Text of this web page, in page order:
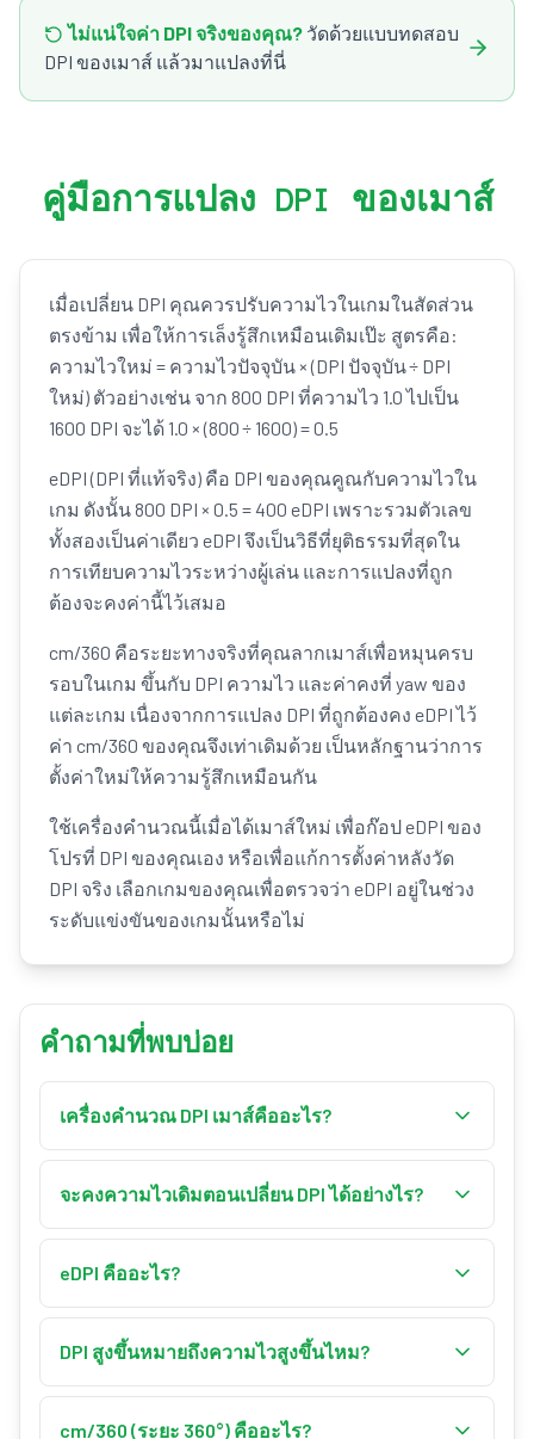
ไม่แน่ใจค่า DPI จริงของคุณ? วัดด้วยแบบทดสอบ
DPI ของเมาส์ แล้วมาแปลงที่นี่
คู่มือการแปลง DPI ของเมาส์
เมื่อเปลี่ยน DPI คุณควรปรับความไวในเกมในสัดส่วน
ตรงข้าม เพื่อให้การเล็งรู้สึกเหมือนเดิมเป๊ะ สูตรคือ:
ความไวใหม่ = ความไวปัจจุบัน × (DPI ปัจจุบัน ÷ DPI
ใหม่) ตัวอย่างเช่น จาก 800 DPI ที่ความไว 1.0 ไปเป็น
1600 DPI จะได้ 1.0 × (800 ÷ 1600) = 0.5
eDPI (DPI ที่แท้จริง) คือ DPI ของคุณคูณกับความไวใน
เกม ดังนั้น 800 DPI × 0.5 = 400 eDPI เพราะรวมตัวเลข
ทั้งสองเป็นค่าเดียว eDPI จึงเป็นวิธีที่ยุติธรรมที่สุดใน
การเทียบความไวระหว่างผู้เล่น และการแปลงที่ถูก
ต้องจะคงค่านี้ไว้เสมอ
cm/360 คือระยะทางจริงที่คุณลากเมาส์เพื่อหมุนครบ
รอบในเกม ขึ้นกับ DPI ความไว และค่าคงที่ yaw ของ
แต่ละเกม เนื่องจากการแปลง DPI ที่ถูกต้องคง eDPI ไว้
ค่า cm/360 ของคุณจึงเท่าเดิมด้วย เป็นหลักฐานว่าการ
ตั้งค่าใหม่ให้ความรู้สึกเหมือนกัน
ใช้เครื่องคำนวณนี้เมื่อได้เมาส์ใหม่ เพื่อก๊อป eDPI ของ
โปรที่ DPI ของคุณเอง หรือเพื่อแก้การตั้งค่าหลังวัด
DPI จริง เลือกเกมของคุณเพื่อตรวจว่า eDPI อยู่ในช่วง
ระดับแข่งขันของเกมนั้นหรือไม่
คำถามที่พบบ่อย
เครื่องคำนวณ DPI เมาส์คืออะไร?
เครื่องคำนวณ DPI เมาส์จะแปลงความไวเมื่อคุณ
เปลี่ยน DPI เพื่อให้เมาส์รู้สึกเหมือนเดิมเป๊ะ ใส่ DPI
(eDPI) และระยะหมุน 360° ให้เหมือนเดิม
จะคงความไวเดิมตอนเปลี่ยน DPI ได้อย่างไร?
คูณความไวปัจจุบันด้วย DPI ปัจจุบัน แล้วหารด้วย
DPI ใหม่: ความไวใหม่ = ความไวปัจจุบัน × (DPI
การตั้งค่ามี eDPI เท่ากัน การเล็งจึงรู้สึกเหมือนกัน
eDPI คืออะไร?
eDPI (จุดต่อนิ้วที่แท้จริง) คือ DPI ของคุณคูณกับ
ความไวในเกม เช่น 800 DPI × 0.5 = 400 eDPI เพราะ
DPI สูงขึ้นหมายถึงความไวสูงขึ้นไหม?
ในตัวมันเองใช่ — DPI สูงขึ้นทำให้เคอร์เซอร์หรือ
กล้องเคลื่อนเร็วขึ้น แต่เมื่อแปลงอย่างถูกต้อง การ
cm/360 (ระยะ 360°) คืออะไร?